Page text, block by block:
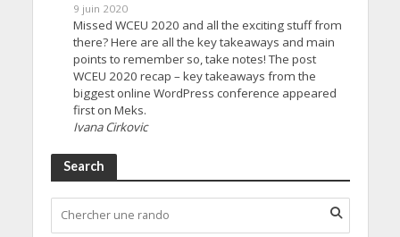
9 juin 2020
Missed WCEU 2020 and all the exciting stuff from
there? Here are all the key takeaways and main
points to remember so, take notes! The post
WCEU 2020 recap – key takeaways from the
biggest online WordPress conference appeared
first on Meks.
Ivana Cirkovic
Search